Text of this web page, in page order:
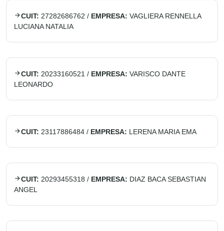
CUIT: 27282686762 / EMPRESA: VAGLIERA RENNELLA
LUCIANA NATALIA
CUIT: 20233160521 / EMPRESA: VARISCO DANTE
LEONARDO
CUIT: 23117886484 / EMPRESA: LERENA MARIA EMA
CUIT: 20293455318 / EMPRESA: DIAZ BACA SEBASTIAN
ANGEL